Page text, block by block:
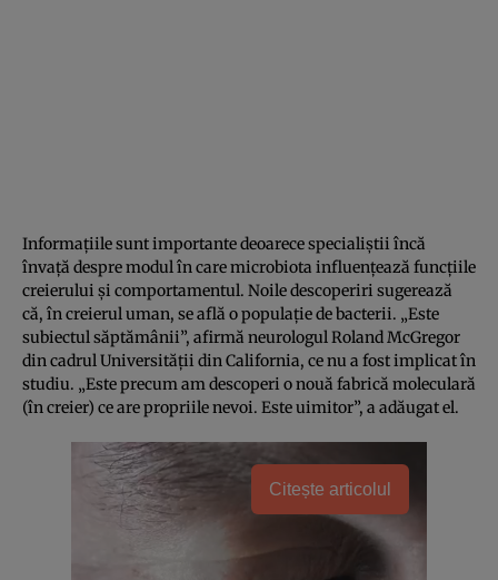
Informaţiile sunt importante deoarece specialiştii încă
învaţă despre modul în care microbiota influenţează funcţiile
creierului şi comportamentul. Noile descoperiri sugerează
că, în creierul uman, se află o populaţie de bacterii. „Este
subiectul săptămânii”, afirmă neurologul Roland McGregor
din cadrul Universităţii din California, ce nu a fost implicat în
studiu. „Este precum am descoperi o nouă fabrică moleculară
(în creier) ce are propriile nevoi. Este uimitor”, a adăugat el.
Citește articolul